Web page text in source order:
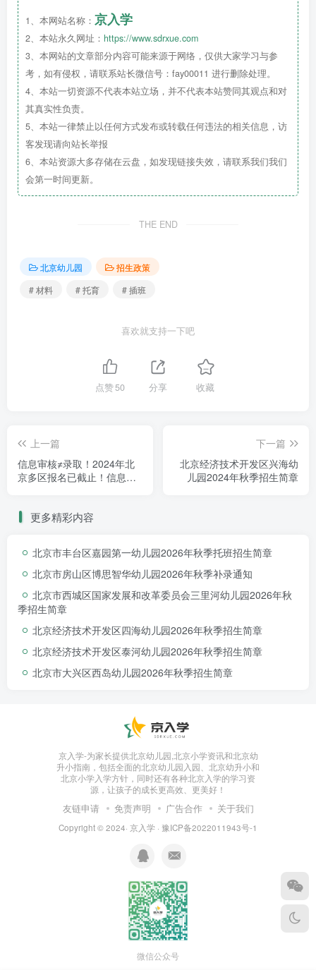
没有按照国家规定的程序接种相应的疫苗。
其中，教育局是明确规定了入托（入园）、入学、转
学、插班儿童都要查验《预防接种证》
学）必备材料。
它长这样👇
种证查验工作须在
和学校在当年12月底之前会再次查验！所以家长一定要
按时完成接种！
预防接种证查验对象有哪些？
全市所有新入托（入园）、入学的儿童和学生（含在
学期中间新接收的转园和转学学生），即每学年新入托儿
童、小学一年级、初一入学新生、新转入儿童。
如何办理预防接种证？
1、本网站名称： 京入学
2、本站永久网址： https://www.sdrxue.com
3、本网站的文章部分内容可能来源于网络，仅供大家学习与参
考，如有侵权，请联系站长微信号：fay00011 进行删除处理。
4、本站一切资源不代表本站立场，并不代表本站赞同其观点和对
其真实性负责。
5、本站一律禁止以任何方式发布或转载任何违法的相关信息，访
客发现请向站长举报
6、本站资源大多存储在云盘，如发现链接失效，请联系我们我们
会第一时间更新。
THE END
北京幼儿园
招生政策
# 材料
# 托育 # 插班
喜欢就支持一下吧
点赞50 分享 收藏
上一篇
信息审核≠录取！2024年北
京多区报名已截止！信息审
下一篇
北京经济技术开发区兴海幼
儿园2024年秋季招生简章
更多精彩内容
北京市丰台区嘉园第一幼儿园2026年秋季托班招生简章
北京市房山区博思智华幼儿园2026年秋季补录通知
北京市西城区国家发展和改革委员会三里河幼儿园2026年秋
季招生简章
北京经济技术开发区四海幼儿园2026年秋季招生简章
北京经济技术开发区泰河幼儿园2026年秋季招生简章
北京市大兴区西岛幼儿园2026年秋季招生简章
京入学-为家长提供北京幼儿园,北京小学资讯和北京幼
升小指南，包括全面的北京幼儿园入园、北京幼升小和
北京小学入学方针，同时还有各种北京入学的学习资
源，让孩子的成长更高效、更美好！
友链申请 免责声明 广告合作 关于我们
Copyright © 2024· 京入学 · 豫ICP备2022011943号-1
微信公众号